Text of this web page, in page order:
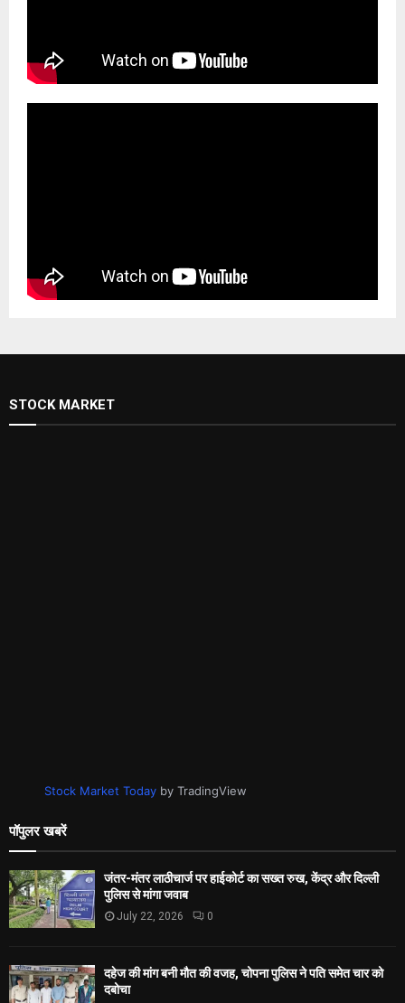
STOCK MARKET
Stock Market Today by TradingView
पॉपुलर खबरें
जंतर-मंतर लाठीचार्ज पर हाईकोर्ट का सख्त रुख, केंद्र और दिल्ली
पुलिस से मांगा जवाब
July 22, 2026 0
दहेज की मांग बनी मौत की वजह, चोपना पुलिस ने पति समेत चार को
दबोचा